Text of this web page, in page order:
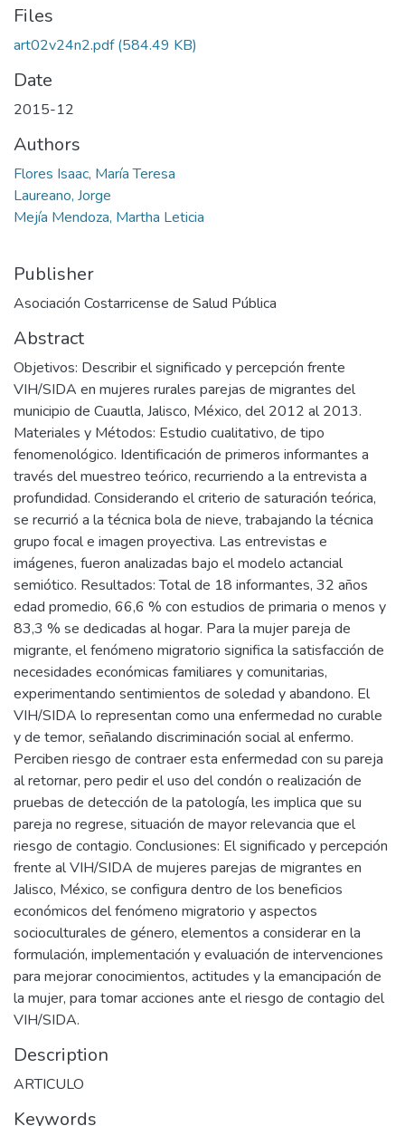
Files
art02v24n2.pdf(584.49 KB)
Date
2015-12
Authors
Flores Isaac, María Teresa
Laureano, Jorge
Mejía Mendoza, Martha Leticia
Publisher
Asociación Costarricense de Salud Pública
Abstract
Objetivos: Describir el significado y percepción frente
VIH/SIDA en mujeres rurales parejas de migrantes del
municipio de Cuautla, Jalisco, México, del 2012 al 2013.
Materiales y Métodos: Estudio cualitativo, de tipo
fenomenológico. Identificación de primeros informantes a
través del muestreo teórico, recurriendo a la entrevista a
profundidad. Considerando el criterio de saturación teórica,
se recurrió a la técnica bola de nieve, trabajando la técnica
grupo focal e imagen proyectiva. Las entrevistas e
imágenes, fueron analizadas bajo el modelo actancial
semiótico. Resultados: Total de 18 informantes, 32 años
edad promedio, 66,6 % con estudios de primaria o menos y
83,3 % se dedicadas al hogar. Para la mujer pareja de
migrante, el fenómeno migratorio significa la satisfacción de
necesidades económicas familiares y comunitarias,
experimentando sentimientos de soledad y abandono. El
VIH/SIDA lo representan como una enfermedad no curable
y de temor, señalando discriminación social al enfermo.
Perciben riesgo de contraer esta enfermedad con su pareja
al retornar, pero pedir el uso del condón o realización de
pruebas de detección de la patología, les implica que su
pareja no regrese, situación de mayor relevancia que el
riesgo de contagio. Conclusiones: El significado y percepción
frente al VIH/SIDA de mujeres parejas de migrantes en
Jalisco, México, se configura dentro de los beneficios
económicos del fenómeno migratorio y aspectos
socioculturales de género, elementos a considerar en la
formulación, implementación y evaluación de intervenciones
para mejorar conocimientos, actitudes y la emancipación de
la mujer, para tomar acciones ante el riesgo de contagio del
VIH/SIDA.
Description
ARTICULO
Keywords